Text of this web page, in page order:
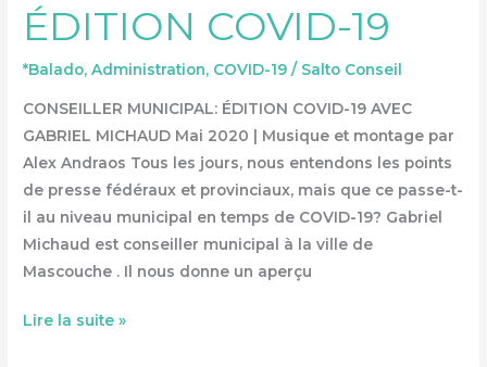
ÉDITION COVID-19
*Balado,Administration, COVID-19 / Salto Conseil
CONSEILLER MUNICIPAL: ÉDITION COVID-19 AVEC
GABRIEL MICHAUD Mai 2020 | Musique et montage par
Alex Andraos Tous les jours, nous entendons les points
de presse fédéraux et provinciaux, mais que ce passe-t-
il au niveau municipal en temps de COVID-19? Gabriel
Michaud est conseiller municipal à la ville de
Mascouche . Il nous donne un aperçu
Lire la suite »